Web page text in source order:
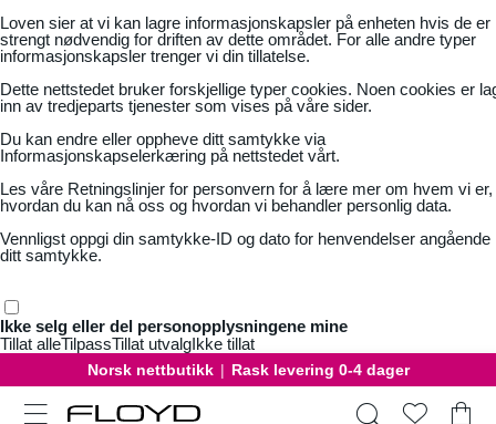
Loven sier at vi kan lagre informasjonskapsler på enheten hvis de er
strengt nødvendig for driften av dette området. For alle andre typer
informasjonskapsler trenger vi din tillatelse.
Dette nettstedet bruker forskjellige typer cookies. Noen cookies er
inn av tredjeparts tjenester som vises på våre sider.
Du kan endre eller oppheve ditt samtykke via
Informasjonskapselerkæring på nettstedet vårt.
Les våre Retningslinjer for personvern for å lære mer om hvem vi er,
hvordan du kan nå oss og hvordan vi behandler personlig data.
Vennligst oppgi din samtykke-ID og dato for henvendelser angående
ditt samtykke.
Ikke selg eller del personopplysningene mine
Tillat alleTilpassTillat utvalgIkke tillat
Gratis bytte 30 dager åpent kjøp